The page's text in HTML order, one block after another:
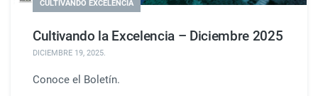
CULTIVANDO EXCELENCIA
Cultivando la Excelencia – Diciembre 2025
DICIEMBRE 19, 2025.
Conoce el Boletín.